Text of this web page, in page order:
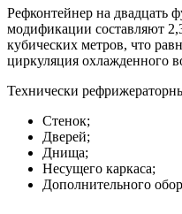
Рефконтейнер на двадцать
модификации составляют
кубических метров, что
циркуляция охлажденного
Технически
Стенок;
Дверей;
Днища;
Несущего каркаса;
Дополнительного